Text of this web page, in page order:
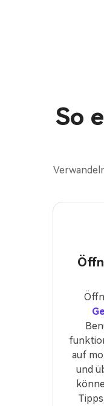
So
auf
und